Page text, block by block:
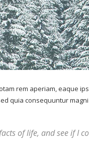
rem aperiam, eaque
quia consequuntur
of life, and see if I